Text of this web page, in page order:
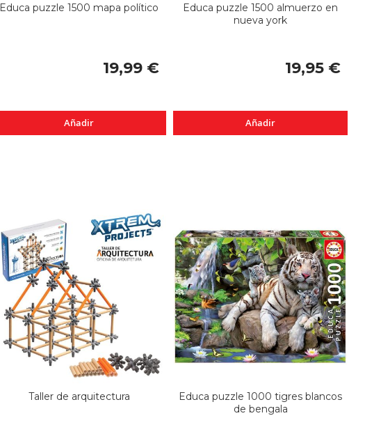
Educa puzzle 1500 mapa político
19,99 €
Añadir
Educa puzzle 1500 almuerzo en
nueva york
19,95 €
Añadir
Taller de arquitectura
Educa puzzle 1000 tigres blancos
de bengala